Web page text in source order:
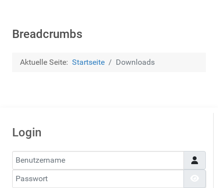
Breadcrumbs
Aktuelle Seite: Startseite Downloads
Login
Benutzername
Passwort